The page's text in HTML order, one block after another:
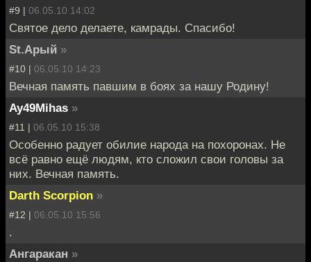
#9 | 06.05.10 14:02
Святое дело делаете, камрады. Спасибо!
St.Арый »
#10 | 06.05.10 14:23
Вечная память павшим в боях за нашу Родину!
Ay49Mihas »
#11 | 06.05.10 15:38
Особенно радует обилие народа на похоронах. Не
всё равно ещё людям, кто сложил свои головы за
них. Вечная память.
Darth Scorpion »
#12 | 06.05.10 15:56
.
Ангаракан »